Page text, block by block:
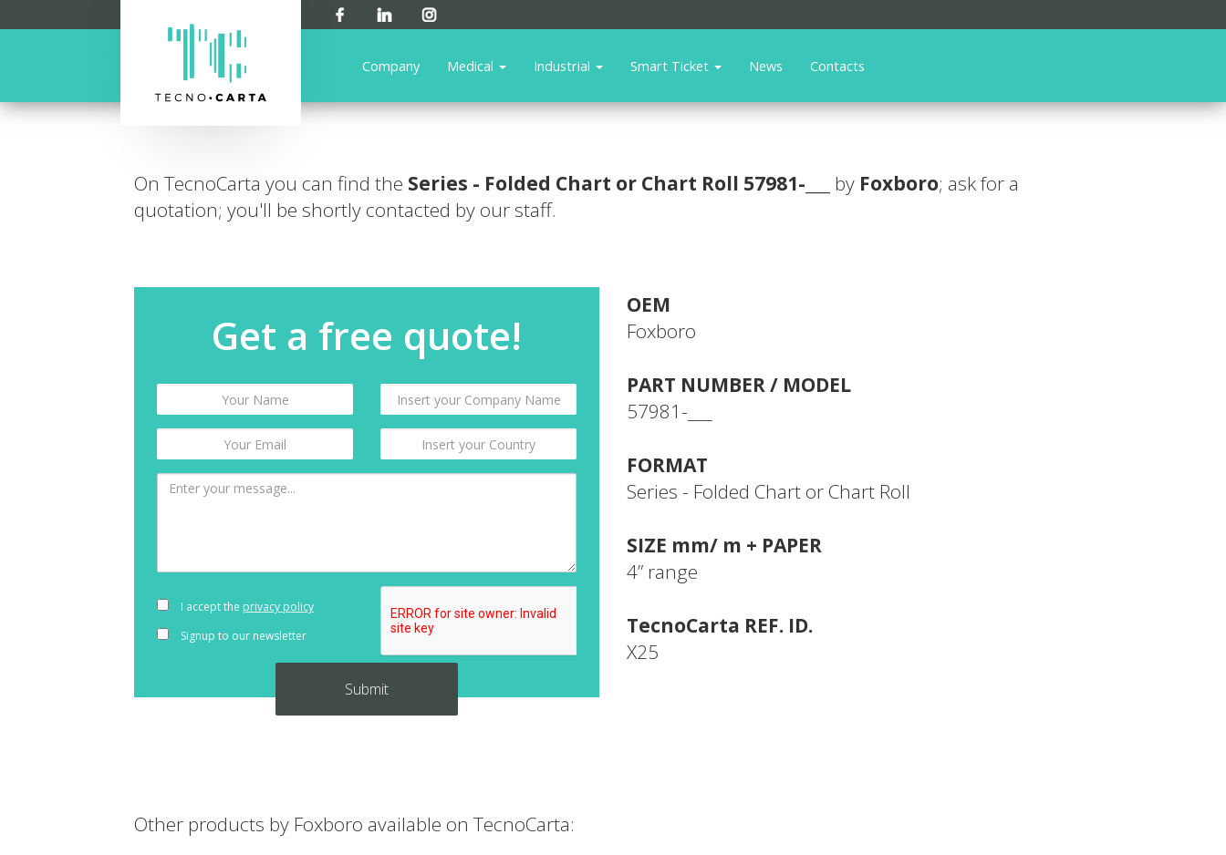
Company Medical Industrial Smart Ticket News Contacts
On TecnoCarta you can find the Series - Folded Chart or Chart Roll 57981-___ by Foxboro; ask for a
quotation; you'll be shortly contacted by our staff.
Get a free quote!
I accept the privacy policy
Signup to our newsletter
OEM
Foxboro
PART NUMBER / MODEL
57981-___
FORMAT
Series - Folded Chart or Chart Roll
SIZE mm/ m + PAPER
4” range
TecnoCarta REF. ID.
X25
Other products by Foxboro available on TecnoCarta: